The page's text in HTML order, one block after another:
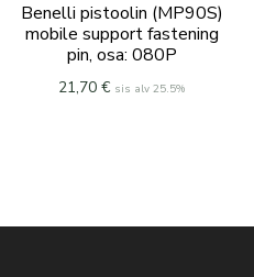
Benelli pistoolin (MP90S)
mobile support fastening
pin, osa: 080P
21,70 € sis alv 25.5%